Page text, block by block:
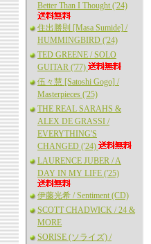
Better Than I Thought ('24)
住出勝則 [Masa Sumide] /
HUMMINGBIRD ('24)
TED GREENE / SOLO
GUITAR ('77)
伍々慧 [Satoshi Gogo] /
Masterpieces ('25)
THE REAL SARAHS &
ALEX DE GRASSI /
EVERYTHING'S
CHANGED ('24)
LAURENCE JUBER / A
DAY IN MY LIFE ('25)
伊藤光希 / Sentiment (CD)
SCOTT CHADWICK / 24 &
MORE
SORISE (ソライズ) /